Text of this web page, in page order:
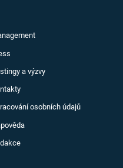
a výzvy
osobních údajů